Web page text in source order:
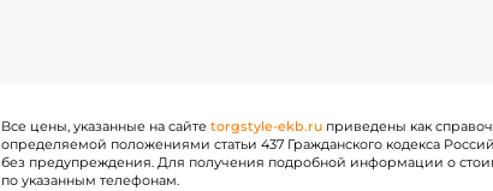
Все цены, указанные на сайте torgstyle-ekb.ru приведены как
определяемой положениями статьи 437 Гражданского кодекса
без предупреждения. Для получения подробной информации о
по указанным телефонам.